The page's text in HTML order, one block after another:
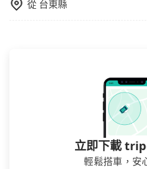
從 台東縣
立即下載
輕鬆搭車，安